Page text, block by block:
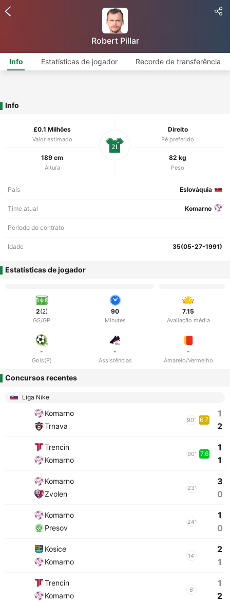
Robert Pillar
Info Estatísticas de jogador Recorde de transferência
Info
£0.1 Milhões
Valor estimado
Direito
Pé preferido
189 cm
Altura
82 kg
Peso
21
País Eslováquia
Time atual Komarno
Período do contrato
Idade 35(05-27-1991)
Estatísticas de jogador
2(2)
GS/GP
90
Minutes
7.15
Avaliação média
-
Gols(P)
-
Assistências
-
Amarelo/Vermelho
Concursos recentes
Liga Nike
Komarno
Trnava
90' 6.7
1
2
Trencin
Komarno
90' 7.6
1
1
Komarno
Zvolen
23'
3
0
Komarno
Presov
24'
1
0
Kosice
Komarno
14'
2
1
Trencin
Komarno
6'
1
2